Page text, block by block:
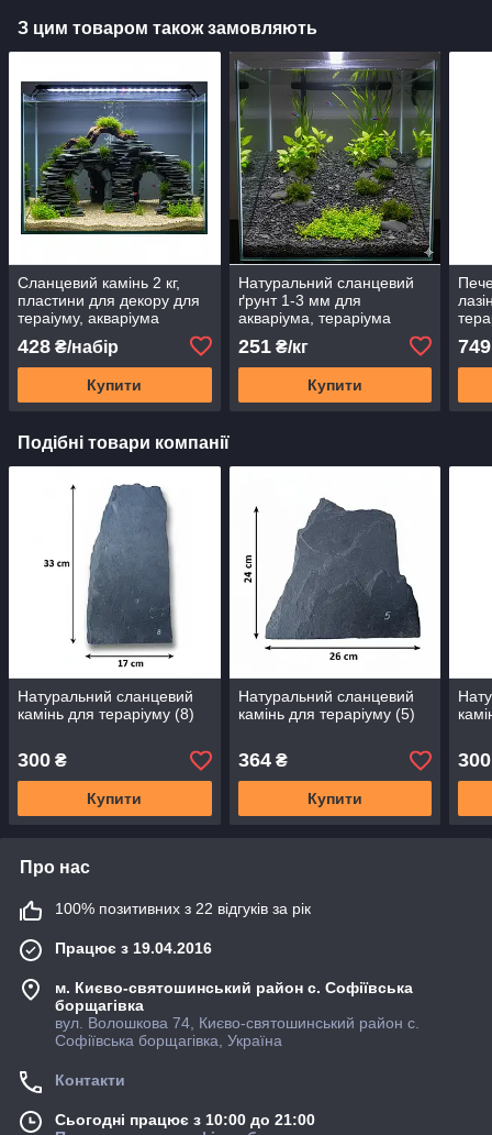
З цим товаром також замовляють
Сланцевий камінь 2 кг,
пластини для декору для
тераіуму, акваріума
428 ₴/набір
Купити
Натуральний сланцевий
ґрунт 1-3 мм для
акваріума, тераріума
251₴/кг
Купити
749
Подібні товари компанії
Натуральний сланцевий
камінь для тераріуму (8)
300 ₴
Купити
Натуральний сланцевий
камінь для тераріуму (5)
364₴
Купити
300
Про нас
100% позитивних з 22 відгуків за рік
Працює з 19.04.2016
м. Києво-святошинський район с. Софіївська
борщагівка
вул. Волошкова 74, Києво-святошинський район с.
Софіївська борщагівка, Україна
Контакти
Сьогодні працює з 10:00 до 21:00